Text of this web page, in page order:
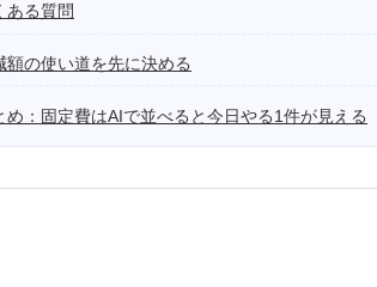
ある質問
額の使い道を先に決める
め：固定費はAIで並べると今日やる1件が見える